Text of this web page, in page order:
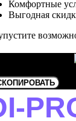
Комфортные
Выгодная